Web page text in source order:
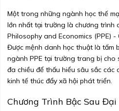
Một trong những ngành học thế
lớn nhất tại trường là chương trình
Philosophy and Economics (PPE) -
Được mệnh danh học thuật là tấm
ngành PPE tại trường trang bị cho
đa chiều để thấu hiểu sâu sắc các
kinh tế thúc đẩy xã hội phát triển.
Chương Trình Bậc Sau